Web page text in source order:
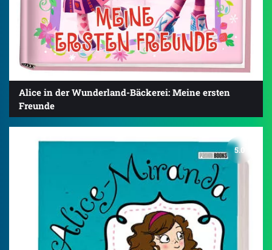
Alice in der Wunderland-Bäckerei: Meine ersten
Freunde
5.0